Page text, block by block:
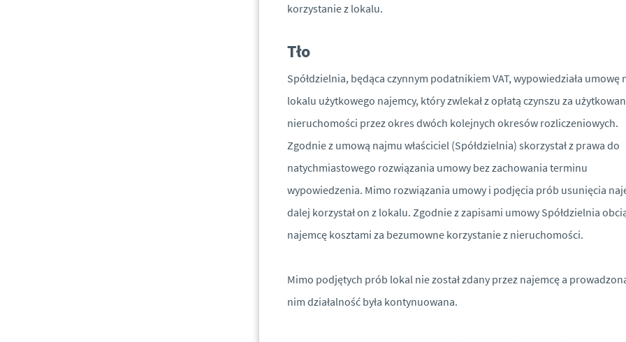
korzystanie z lokalu.
Tło
Spółdzielnia, będąca czynnym podatnikiem VAT, wypowiedziała umowę
lokalu użytkowego najemcy, który zwlekał z opłatą czynszu za
nieruchomości przez okres dwóch kolejnych okresów rozliczeniowych.
Zgodnie z umową najmu właściciel (Spółdzielnia) skorzystał z prawa do
natychmiastowego rozwiązania umowy bez zachowania terminu
wypowiedzenia. Mimo rozwiązania umowy i podjęcia prób usunięcia
dalej korzystał on z lokalu. Zgodnie z zapisami umowy Spółdzielnia
najemcę kosztami za bezumowne korzystanie z nieruchomości.
Mimo podjętych prób lokal nie został zdany przez najemcę a
nim działalność była kontynuowana.